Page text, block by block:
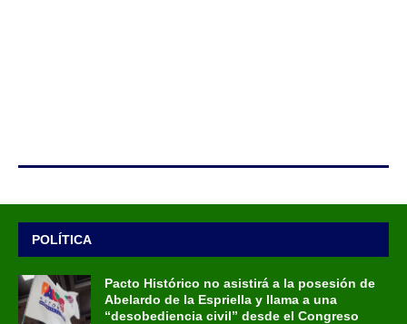
POLÍTICA
Pacto Histórico no asistirá a la posesión de
Abelardo de la Espriella y llama a una
“desobediencia civil” desde el Congreso